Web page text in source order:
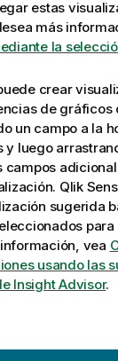
estas
más
la
crear
de gráficos
un campo a la
y luego
campos
Qlik
sugerida
vea
usando las
Insight Advisor.